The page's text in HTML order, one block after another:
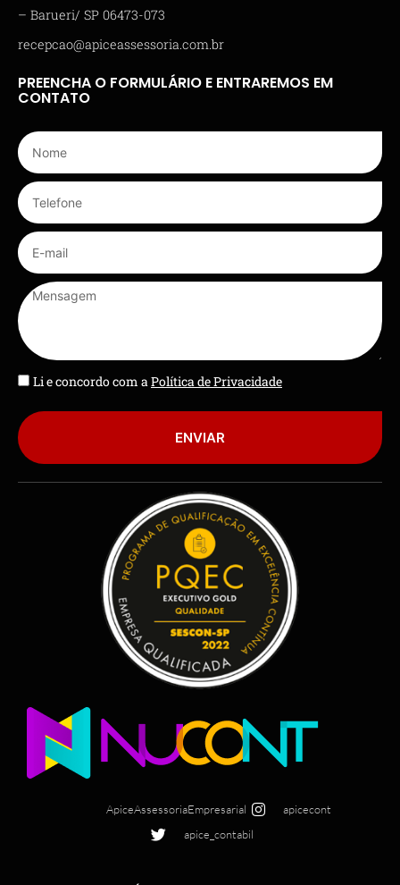
– Barueri/ SP 06473-073
recepcao@apiceassessoria.com.br
PREENCHA O FORMULÁRIO E ENTRAREMOS EM
CONTATO
Li e concordo com aPolítica de Privacidade
ENVIAR
ApiceAssessoriaEmpresarial
apicecont
apice_contabil